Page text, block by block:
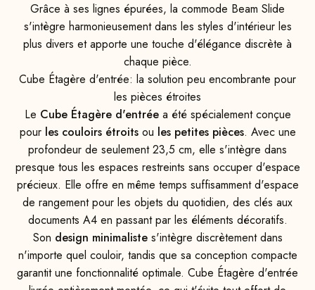
Grâce à ses lignes épurées, la commode Beam Slide
s'intègre harmonieusement dans les styles d'intérieur les
plus divers et apporte une touche d'élégance discrète à
chaque pièce.
Cube Étagère d'entrée: la solution peu encombrante pour
les pièces étroites
Le Cube Étagère d'entréea été spécialement conçue
pour les couloirs étroitsou les petites pièces. Avec une
profondeur de seulement 23,5 cm, elle s'intègre dans
presque tous les espaces restreints sans occuper d'espace
précieux. Elle offre en même temps suffisamment d'espace
de rangement pour les objets du quotidien, des clés aux
documents A4 en passant par les éléments décoratifs.
Son design minimalistes'intègre discrètement dans
n'importe quel couloir, tandis que sa conception compacte
garantit une fonctionnalité optimale. Cube Étagère d'entrée